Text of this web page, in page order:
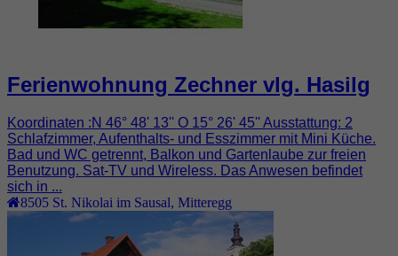
Ferienwohnung Zechner vlg. Hasilg
Koordinaten :N 46° 48' 13'' O 15° 26' 45'' Ausstattung: 2
Schlafzimmer, Aufenthalts- und Esszimmer mit Mini Küche.
Bad und WC getrennt, Balkon und Gartenlaube zur freien
Benutzung. Sat-TV und Wireless. Das Anwesen befindet
sich in ...
8505 St. Nikolai im Sausal, Mitteregg